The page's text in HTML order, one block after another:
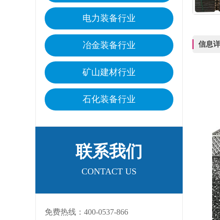
电力装备行业
冶金装备行业
矿山建材行业
石化装备行业
联系我们
CONTACT US
免费热线：400-0537-866
信息